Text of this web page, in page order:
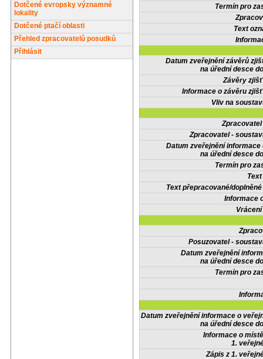
Dotčené evropsky významné
lokality
Dotčené ptačí oblasti
Přehled zpracovatelů posudků
Přihlásit
Termín pro
Text
Datum zveřejnění závěrů
na úřední desce
Závěry
Informace o závěru
Vliv na
Zpracovatel -
Datum zveřejnění informace
na úřední desce
Termín pro
Text přepracované/
Informace
Posuzovatel -
Datum zveřejnění
na úřední desce
Termín pro
Datum zveřejnění informace o
na úřední desce
Informace o
1.
Zápis z 1.